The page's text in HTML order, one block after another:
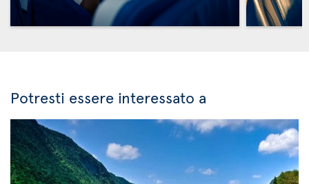
Potresti essere interessato a